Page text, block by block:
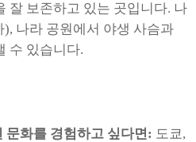
잘 보존하고 있는 곳입니다. 나
나라 공원에서 야생 사슴과
수 있습니다.
문화를 경험하고 싶다면: 도쿄,